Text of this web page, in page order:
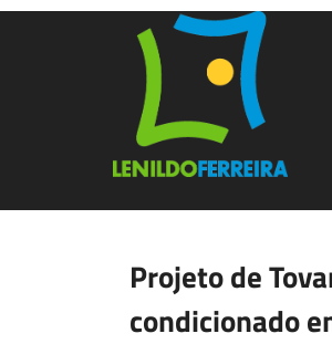
Projeto de
condicionado